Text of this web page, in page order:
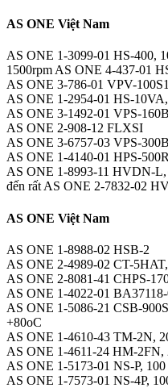
AS ONE Việt Nam
AS ONE 1-3099-01 HS-400,
1500rpm AS ONE 4-437-01
AS ONE 3-786-01 VPV-
AS ONE 1-2954-01 HS-
AS ONE 3-1492-01 VPS-
AS ONE 2-908-12 FLXSI
AS ONE 3-6757-03 VPS-
AS ONE 1-4140-01 HPS-
AS ONE 1-8993-11 HVDN-L,
đến rất AS ONE 2-7832-02
AS ONE Việt Nam
AS ONE 1-8988-02 HSB-2
AS ONE 2-4989-02 CT-
AS ONE 2-8081-41 CHPS-
AS ONE 1-4022-01
AS ONE 1-5086-21 CSB-
+80oC
AS ONE 1-4610-43 TM-2N,
AS ONE 1-4611-24 HM-2FN,
AS ONE 1-5173-01 NS-P,
AS ONE 1-7573-01 NS-4P,